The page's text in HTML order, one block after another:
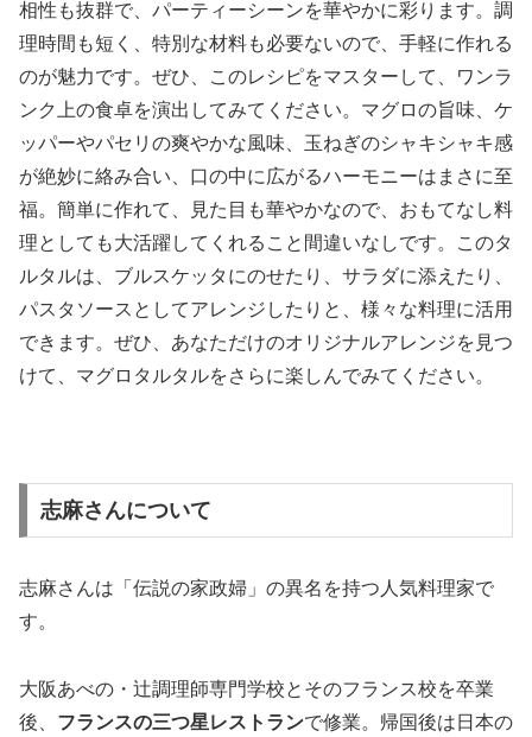
相性も抜群で、パーティーシーンを華やかに彩ります。調
理時間も短く、特別な材料も必要ないので、手軽に作れる
のが魅力です。ぜひ、このレシピをマスターして、ワンラ
ンク上の食卓を演出してみてください。マグロの旨味、ケ
ッパーやパセリの爽やかな風味、玉ねぎのシャキシャキ感
が絶妙に絡み合い、口の中に広がるハーモニーはまさに至
福。簡単に作れて、見た目も華やかなので、おもてなし料
理としても大活躍してくれること間違いなしです。このタ
ルタルは、ブルスケッタにのせたり、サラダに添えたり、
パスタソースとしてアレンジしたりと、様々な料理に活用
できます。ぜひ、あなただけのオリジナルアレンジを見つ
けて、マグロタルタルをさらに楽しんでみてください。
志麻さんについて
志麻さんは「伝説の家政婦」の異名を持つ人気料理家で
す。
大阪あべの・辻調理師専門学校とそのフランス校を卒業
後、 フランスの三つ星レストランで修業。帰国後は日本の